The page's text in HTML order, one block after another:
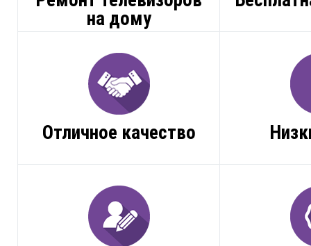
на дому
Отличное качество